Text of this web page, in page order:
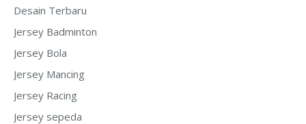
Desain Terbaru
Jersey Badminton
Jersey Bola
Jersey Mancing
Jersey Racing
Jersey sepeda